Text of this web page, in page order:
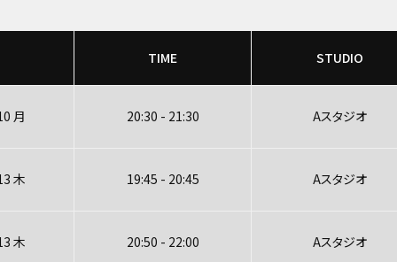
TIME STUDIO
月 20:30 - 21:30 Aスタジオ
木 19:45 - 20:45 Aスタジオ
木 20:50 - 22:00 Aスタジオ